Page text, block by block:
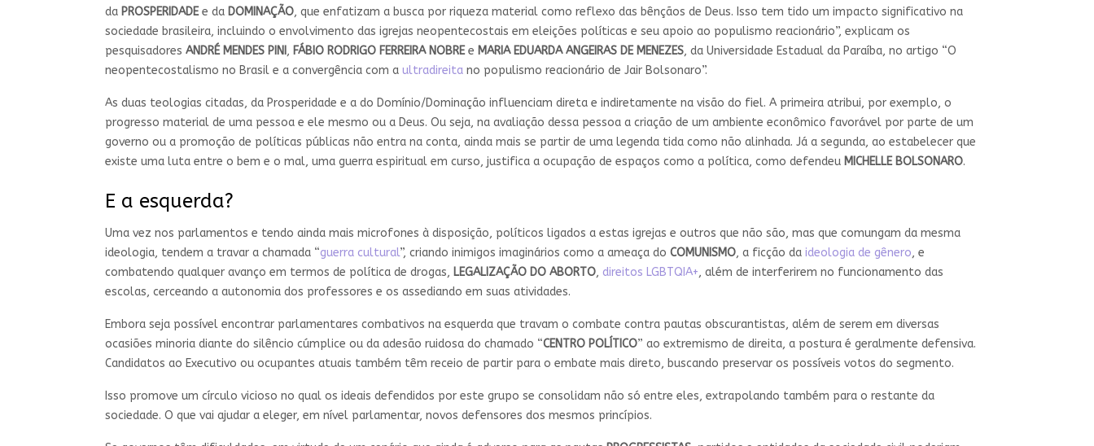
da PROSPERIDADEe da DOMINAÇÃO, que enfatizam a busca por riqueza material como reflexo das bênçãos de Deus. Isso tem tido um impacto significativo na
sociedade brasileira, incluindo o envolvimento das igrejas neopentecostais em eleições políticas e seu apoio ao populismo reacionário”, explicam os
pesquisadores ANDRÉ MENDES PINI , FÁBIO RODRIGO FERREIRA NOBREe MARIA EDUARDA ANGEIRAS DE MENEZES, da Universidade Estadual da Paraíba, no artigo “O
neopentecostalismo no Brasil e a convergência com a ultradireita no populismo reacionário de Jair Bolsonaro”.
As duas teologias citadas, da Prosperidade e a do Domínio/Dominação influenciam direta e indiretamente na visão do fiel. A primeira atribui, por exemplo, o
progresso material de uma pessoa e ele mesmo ou a Deus. Ou seja, na avaliação dessa pessoa a criação de um ambiente econômico favorável por parte de um
governo ou a promoção de políticas públicas não entra na conta, ainda mais se partir de uma legenda tida como não alinhada. Já a segunda, ao estabelecer que
existe uma luta entre o bem e o mal, uma guerra espiritual em curso, justifica a ocupação de espaços como a política, como defendeu MICHELLE BOLSONARO.
E a esquerda?
Uma vez nos parlamentos e tendo ainda mais microfones à disposição, políticos ligados a estas igrejas e outros que não são, mas que comungam da mesma
ideologia, tendem a travar a chamada “guerra cultural”, criando inimigos imaginários como a ameaça do COMUNISMO, a ficção da ideologia de gênero, e
combatendo qualquer avanço em termos de política de drogas, LEGALIZAÇÃO DO ABORTO, direitos LGBTQIA+, além de interferirem no funcionamento das
escolas, cerceando a autonomia dos professores e os assediando em suas atividades.
Embora seja possível encontrar parlamentares combativos na esquerda que travam o combate contra pautas obscurantistas, além de serem em diversas
ocasiões minoria diante do silêncio cúmplice ou da adesão ruidosa do chamado “CENTRO POLÍTICO” ao extremismo de direita, a postura é geralmente defensiva.
Candidatos ao Executivo ou ocupantes atuais também têm receio de partir para o embate mais direto, buscando preservar os possíveis votos do segmento.
Isso promove um círculo vicioso no qual os ideais defendidos por este grupo se consolidam não só entre eles, extrapolando também para o restante da
sociedade. O que vai ajudar a eleger, em nível parlamentar, novos defensores dos mesmos princípios.